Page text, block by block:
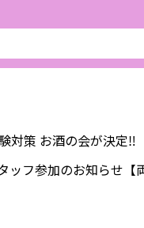
対策 お酒の会が決定‼️
フ参加のお知らせ【